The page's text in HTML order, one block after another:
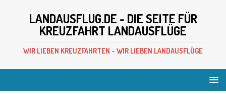
LANDAUSFLUG.DE - DIE SEITE FÜR
KREUZFAHRT LANDAUSFLÜGE
WIR LIEBEN KREUZFAHRTEN - WIR LIEBEN LANDAUSFLÜGE